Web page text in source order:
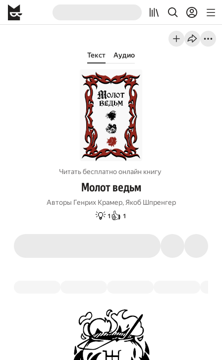
Текст Аудио
Читать бесплатно онлайн книгу
Молот ведьм
Авторы Генрих Крамер, Якоб Шпренгер
💡 1 👍 1